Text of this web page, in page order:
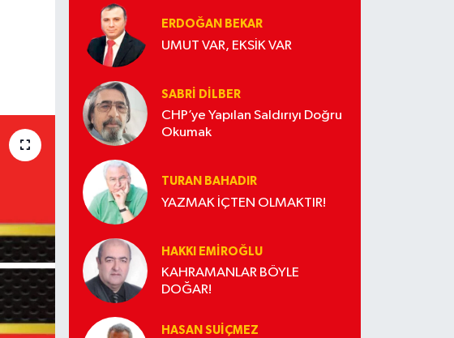
ERDOĞAN BEKAR
UMUT VAR, EKSİK VAR
SABRI DILBER
CHP’ye Yapılan Saldırıyı Doğru
Okumak
TURAN BAHADIR
YAZMAK İÇTEN OLMAKTIR!
HAKKI EMİROĞLU
KAHRAMANLAR BÖYLE
DOĞAR!
HASAN SUIÇMEZ